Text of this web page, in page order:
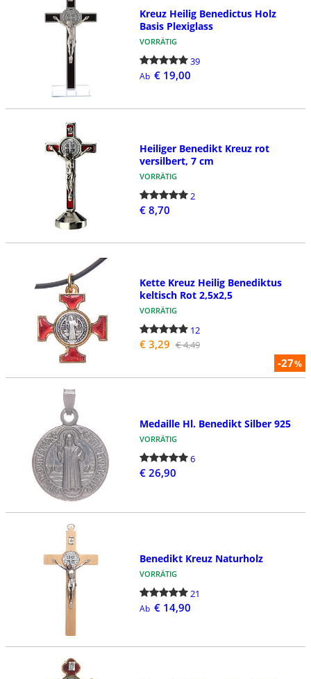
Kreuz Heilig Benedictus Holz
Basis Plexiglass
VORRÄTIG
39
Ab € 19,00
Heiliger Benedikt Kreuz rot
versilbert, 7 cm
VORRÄTIG
2
€ 8,70
-27%
Kette Kreuz Heilig Benediktus
keltisch Rot 2,5x2,5
VORRÄTIG
12
€ 3,29 € 4,49
Medaille Hl. Benedikt Silber 925
VORRÄTIG
6
€ 26,90
Benedikt Kreuz Naturholz
VORRÄTIG
21
Ab € 14,90